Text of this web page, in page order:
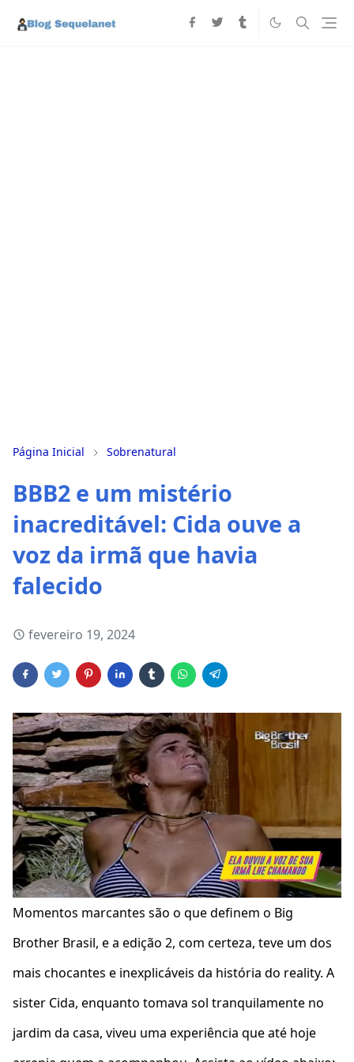
Página Inicial Sobrenatural
BBB2 e um mistério
inacreditável: Cida ouve a
voz da irmã que havia
falecido
fevereiro 19, 2024
Momentos marcantes são o que definem o Big
Brother Brasil, e a edição 2, com certeza, teve um dos
mais chocantes e inexplicáveis da história do reality. A
sister Cida, enquanto tomava sol tranquilamente no
jardim da casa, viveu uma experiência que até hoje